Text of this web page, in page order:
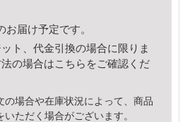
お届け予定です。
ト、代金引換の場合に限りま
の場合はこちら をご確認くだ
場合や在庫状況によって、商品
ただく場合がございます。